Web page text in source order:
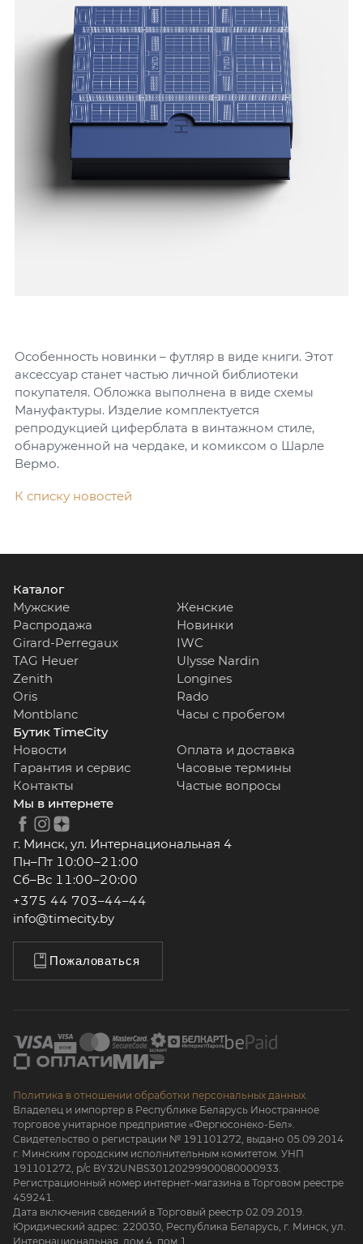
Особенность новинки – футляр в виде книги. Этот
аксессуар станет частью личной библиотеки
покупателя. Обложка выполнена в виде схемы
Мануфактуры. Изделие комплектуется
репродукцией циферблата в винтажном стиле,
обнаруженной на чердаке, и комиксом о Шарле
Вермо.
К списку новостей
Каталог
Мужские
Женские
Распродажа
Новинки
Girard-Perregaux
IWC
TAG Heuer
Ulysse Nardin
Zenith
Longines
Oris
Rado
Montblanc
Часы с пробегом
Бутик TimeCity
Новости
Оплата и доставка
Гарантия и сервис
Часовые термины
Контакты
Частые вопросы
Мы в интернете
г. Минск, ул. Интернациональная 4
Пн–Пт 10:00–21:00
Сб–Вс 11:00–20:00
+375 44 703–44–44
info@timecity.by
Пожаловаться
Политика в отношении обработки персональных данных.
Владелец и импортер в Республике Беларусь Иностранное
торговое унитарное предприятие «Фергюсонеко-Бел».
Свидетельство о регистрации № 191101272, выдано 05.09.2014
г. Минским городским исполнительным комитетом. УНП
191101272, р/с BY32UNBS30120299900080000933.
Регистрационный номер интернет-магазина в Торговом реестре
459241.
Дата включения сведений в Торговый реестр 02.09.2019.
Юридический адрес: 220030, Республика Беларусь, г. Минск, ул.
Интернациональная, дом 4, пом 1.